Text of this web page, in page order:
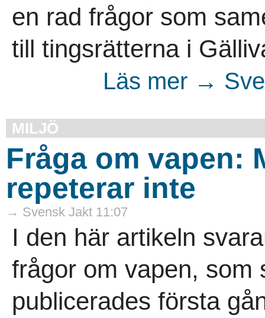
en rad frågor som
till tingsrätterna i
Läs mer →
MILJÖ
Fråga om vapen:
repeterar inte
→ Svensk Jakt 11:07
I den här artikeln
frågor om vapen, som
publicerades första